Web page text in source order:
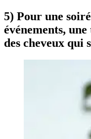
5) Pour une
événements,
des cheveux qui